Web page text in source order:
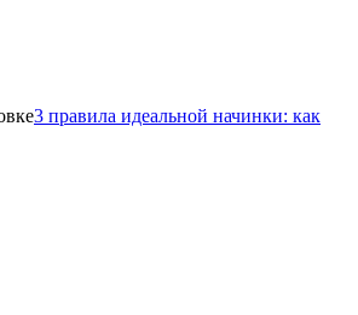
3 правила идеальной начинки: как